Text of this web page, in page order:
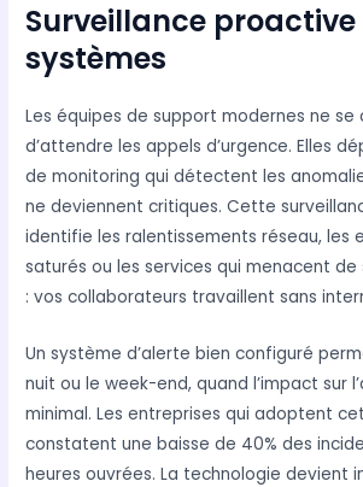
Surveillance proactive
systèmes
Les équipes de support modernes ne
d’attendre les appels d’urgence. Elles
de monitoring qui détectent les
ne deviennent critiques. Cette
identifie les ralentissements réseau, les
saturés ou les services qui menacent de
: vos collaborateurs travaillent sans
Un système d’alerte bien configuré
nuit ou le week-end, quand l’impact sur
minimal. Les entreprises qui adoptent
constatent une baisse de 40% des
heures ouvrées. La technologie devient